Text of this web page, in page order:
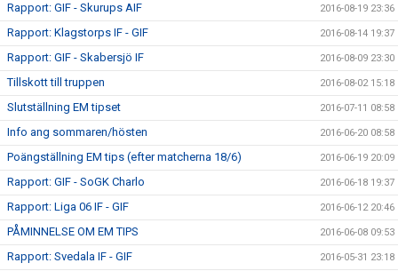
Rapport: GIF - Skurups AIF 2016-08-19 23:36
Rapport: Klagstorps IF - GIF 2016-08-14 19:37
Rapport: GIF - Skabersjö IF 2016-08-09 23:30
Tillskott till truppen 2016-08-02 15:18
Slutställning EM tipset 2016-07-11 08:58
Info ang sommaren/hösten 2016-06-20 08:58
Poängställning EM tips (efter matcherna 18/6) 2016-06-19 20:09
Rapport: GIF - SoGK Charlo 2016-06-18 19:37
Rapport: Liga 06 IF - GIF 2016-06-12 20:46
PÅMINNELSE OM EM TIPS 2016-06-08 09:53
Rapport: Svedala IF - GIF 2016-05-31 23:18